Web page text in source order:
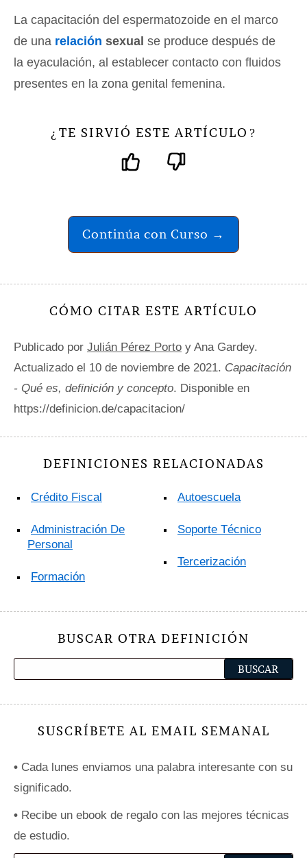
La capacitación del espermatozoide en el marco
de una relación sexual se produce después de
la eyaculación, al establecer contacto con fluidos
presentes en la zona genital femenina.
¿ TE SIRVIÓ ESTE ARTÍCULO ?
Continúa con Curso →
CÓMO CITAR ESTE ARTÍCULO
Publicado por Julián Pérez Porto y Ana Gardey.
Actualizado el 10 de noviembre de 2021. Capacitación
- Qué es, definición y concepto. Disponible en
https://definicion.de/capacitacion/
DEFINICIONES RELACIONADAS
Crédito Fiscal
Administración De
Personal
Formación
Autoescuela
Soporte Técnico
Tercerización
BUSCAR OTRA DEFINICIÓN
SUSCRÍBETE AL EMAIL SEMANAL
• Cada lunes enviamos una palabra interesante con su
significado.
• Recibe un ebook de regalo con las mejores técnicas
de estudio.